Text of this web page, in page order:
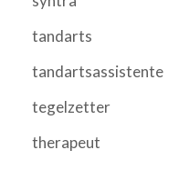
tandarts
tandartsassistente
tegelzetter
therapeut